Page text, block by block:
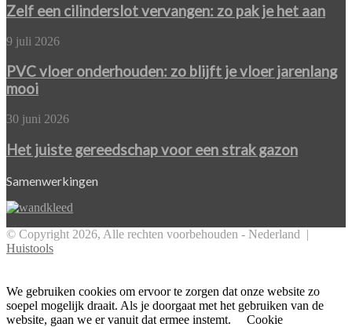
van
cilinderslot
vervangen:
zo
pak
je
het
aan
Zelf een cilinderslot vervangen: zo pak je het aan
PVC
onderhouden:
zo
blijft
vloer
mooi
9 juli 2026
PVC vloer onderhouden: zo blijft je vloer jarenlang
mooi
Het
gereedschap
voor
een
strak
gazon
30 juni 2026
Het juiste gereedschap voor een strak gazon
Samenwerkingen
© Copyright 2026, Alle rechten voorbehouden - Nederland |
Huistools
top
button
We gebruiken cookies om ervoor te zorgen dat onze website zo
soepel mogelijk draait. Als je doorgaat met het gebruiken van de
website, gaan we er vanuit dat ermee instemt.
Cookie